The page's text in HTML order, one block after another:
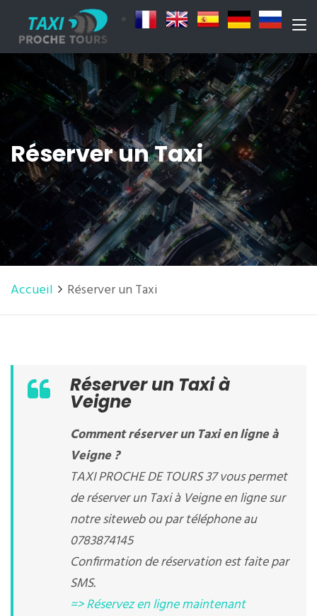
Réserver un Taxi
Accueil Réserver un Taxi
Réserver un Taxi à
Veigne
Comment réserver un Taxi en ligne à
Veigne ?
TAXI PROCHE DE TOURS 37 vous permet
de réserver un Taxi à Veigne en ligne sur
notre siteweb ou par téléphone au
0783874145
Confirmation de réservation est faite par
SMS.
=> Réservez en ligne maintenant